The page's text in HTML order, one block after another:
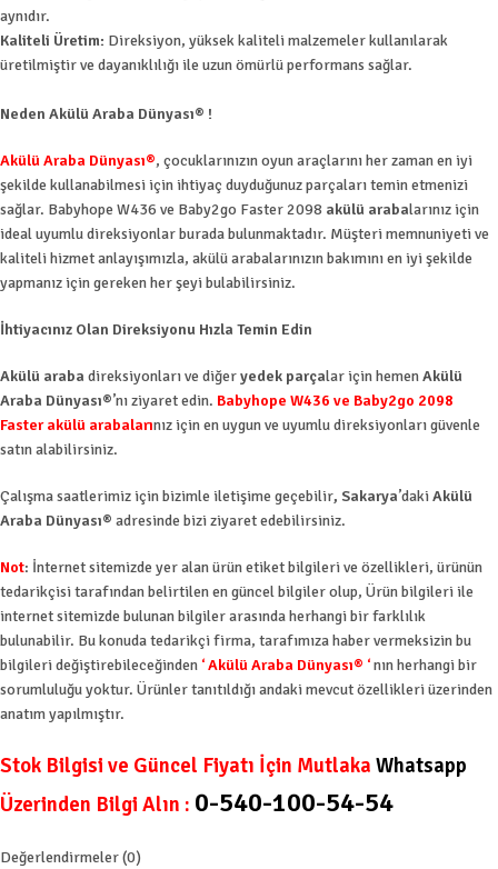
aynıdır.
Kaliteli Üretim: Direksiyon, yüksek kaliteli malzemeler kullanılarak
üretilmiştir ve dayanıklılığı ile uzun ömürlü performans sağlar.
Neden Akülü Araba Dünyası® !
Akülü Araba Dünyası®, çocuklarınızın oyun araçlarını her zaman en iyi
şekilde kullanabilmesi için ihtiyaç duyduğunuz parçaları temin etmenizi
sağlar. Babyhope W436 ve Baby2go Faster 2098 akülü arabalarınız için
ideal uyumlu direksiyonlar burada bulunmaktadır. Müşteri memnuniyeti ve
kaliteli hizmet anlayışımızla, akülü arabalarınızın bakımını en iyi şekilde
yapmanız için gereken her şeyi bulabilirsiniz.
İhtiyacınız Olan Direksiyonu Hızla Temin Edin
Akülü araba direksiyonları ve diğeryedek parçalar için hemenAkülü
Araba Dünyası®’nı ziyaret edin. Babyhope W436 ve Baby2go 2098
Faster akülü arabalarınız için en uygun ve uyumlu direksiyonları güvenle
satın alabilirsiniz.
Çalışma saatlerimiz için bizimle iletişime geçebilir, Sakarya’dakiAkülü
Araba Dünyası® adresinde bizi ziyaret edebilirsiniz.
Not: İnternet sitemizde yer alan ürün etiket bilgileri ve özellikleri, ürünün
tedarikçisi tarafından belirtilen en güncel bilgiler olup, Ürün bilgileri ile
internet sitemizde bulunan bilgiler arasında herhangi bir farklılık
bulunabilir. Bu konuda tedarikçi firma, tarafımıza haber vermeksizin bu
bilgileri değiştirebileceğinden ‘Akülü Araba Dünyası® ‘nın herhangi bir
sorumluluğu yoktur. Ürünler tanıtıldığı andaki mevcut özellikleri üzerinden
anatım yapılmıştır.
Stok Bilgisi ve Güncel Fiyatı İçin Mutlaka Whatsapp
Üzerinden Bilgi Alın : 0-540-100-54-54
Değerlendirmeler (0)